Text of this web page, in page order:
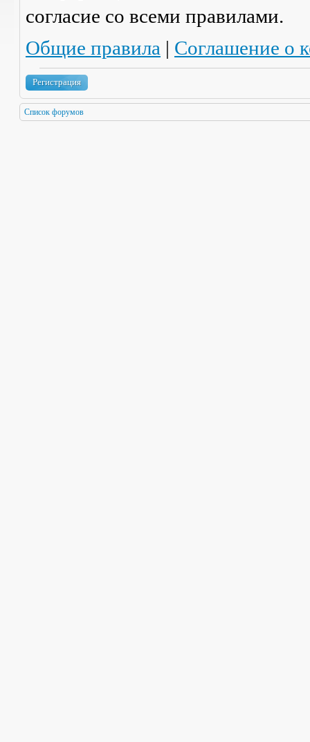
согласие со всеми правилами.
Общие правила | Соглашение о
Регистрация
Список форумов